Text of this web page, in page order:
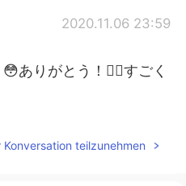
2020.11.06 23:59
ありがとう！🙇‍♂️すごく
teilzunehmen